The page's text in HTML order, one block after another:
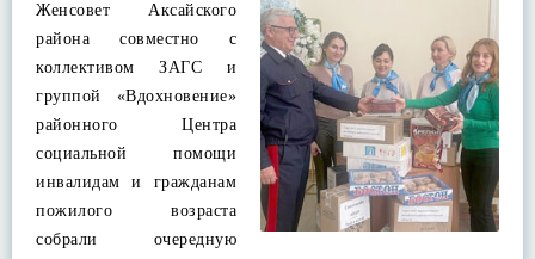
Женсовет Аксайского
района совместно с
коллективом ЗАГС и
группой «Вдохновение»
районного Центра
социальной помощи
инвалидам и гражданам
пожилого возраста
собрали очередную